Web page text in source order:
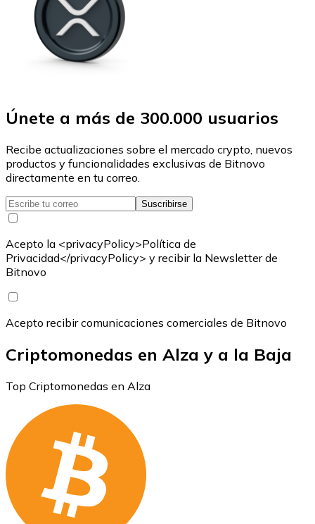
Únete a más de 300.000 usuarios
Recibe actualizaciones sobre el mercado crypto, nuevos
productos y funcionalidades exclusivas de Bitnovo
directamente en tu correo.
Suscribirse
Acepto la <privacyPolicy>Política de
Privacidad</privacyPolicy> y recibir la Newsletter de
Bitnovo
Acepto recibir comunicaciones comerciales de Bitnovo
Criptomonedas en Alza y a la Baja
Top Criptomonedas en Alza